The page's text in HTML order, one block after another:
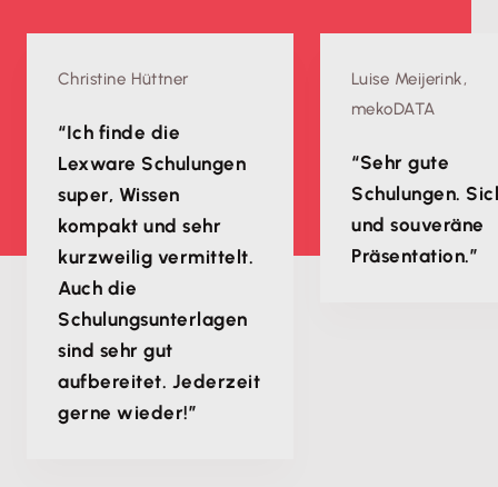
Christine Hüttner
“Ich finde die
Lexware Schulungen
super, Wissen
kompakt und sehr
kurzweilig vermittelt.
Auch die
Schulungsunterlagen
sind sehr gut
aufbereitet. Jederzeit
gerne wieder!”
Luise Meijerink,
mekoDATA
“Sehr gute
Schulungen.
und souveräne
Präsentation.”